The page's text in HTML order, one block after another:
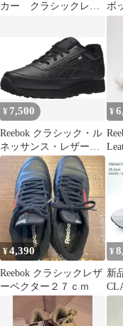
カー クラシックレザ
ボ
ー
¥ 7,500
Reebok クラシック・ル
ネッサンス・レザース
ニーカー
¥
¥4,390
Reebok クラシックレザ
ーベクター２７ｃｍ
¥
新